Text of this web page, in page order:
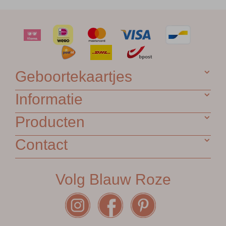
Geboortekaartjes
Informatie
Producten
Contact
Volg Blauw Roze